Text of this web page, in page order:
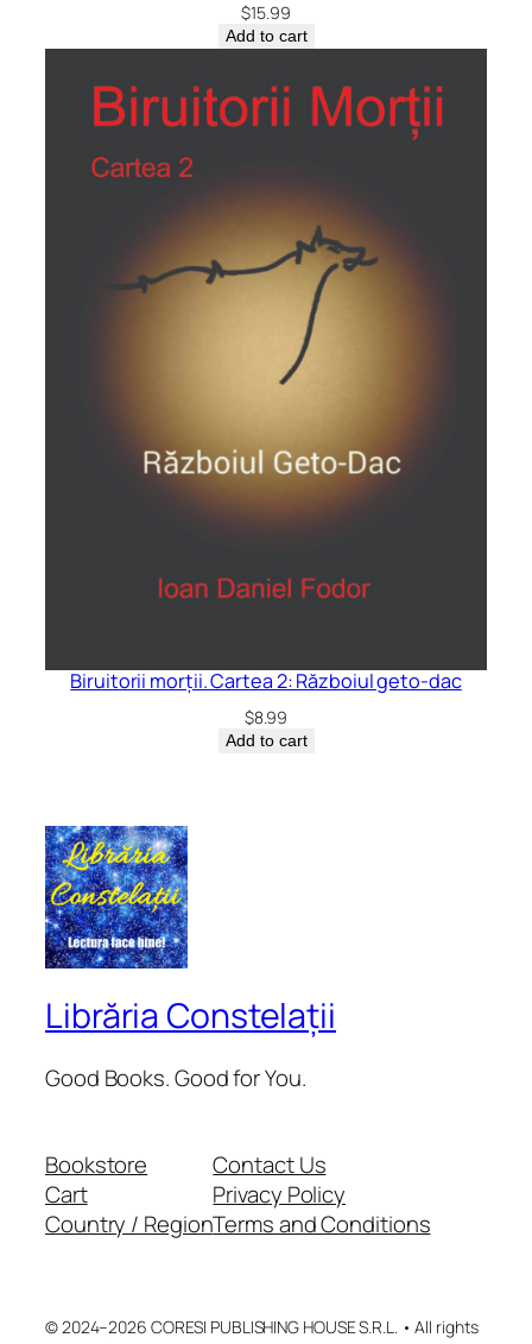
$15.99
Add to cart
Biruitorii morții. Cartea 2: Războiul geto-dac
$8.99
Add to cart
Librăria Constelații
Good Books. Good for You.
Bookstore
Cart
Country / Region
Contact Us
Privacy Policy
Terms and Conditions
© 2024–2026 CORESI PUBLISHING HOUSE S.R.L. • All rights